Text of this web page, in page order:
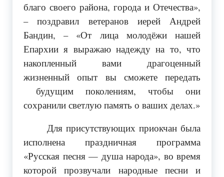
благо своего района, города и Отечества»,
– поздравил ветеранов иерей Андрей
Бандин, – «От лица молодёжи нашей
Епархии я выражаю надежду на то, что
накопленный вами драгоценный
жизненный опыт вы сможете передать
будущим поколениям, чтобы они
сохранили светлую память о ваших делах.»
Для присутствующих приокчан была
исполнена праздничная программа
«Русская песня — душа народа», во время
которой прозвучали народные песни и